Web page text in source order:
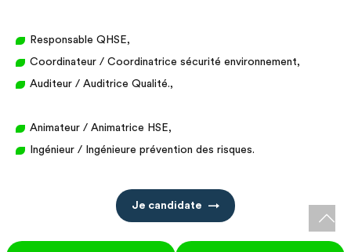
Responsable QHSE,
Coordinateur / Coordinatrice sécurité environnement,
Auditeur / Auditrice Qualité.,
Animateur / Animatrice HSE,
Ingénieur / Ingénieure prévention des risques.
Je candidate